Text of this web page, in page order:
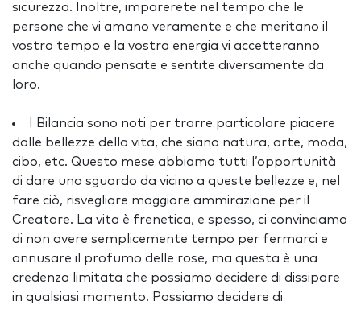
sicurezza. Inoltre, imparerete nel tempo che le
persone che vi amano veramente e che meritano il
vostro tempo e la vostra energia vi accetteranno
anche quando pensate e sentite diversamente da
loro.
I Bilancia sono noti per trarre particolare piacere
dalle bellezze della vita, che siano natura, arte, moda,
cibo, etc. Questo mese abbiamo tutti l’opportunità
di dare uno sguardo da vicino a queste bellezze e, nel
fare ciò, risvegliare maggiore ammirazione per il
Creatore. La vita è frenetica, e spesso, ci convinciamo
di non avere semplicemente tempo per fermarci e
annusare il profumo delle rose, ma questa è una
credenza limitata che possiamo decidere di dissipare
in qualsiasi momento. Possiamo decidere di